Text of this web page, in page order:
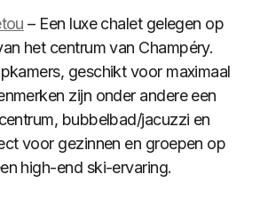
– Een luxe chalet gelegen op
het centrum van Champéry.
geschikt voor maximaal
zijn onder andere een
bubbelbad/jacuzzi en
voor gezinnen en groepen op
high-end ski-ervaring.